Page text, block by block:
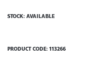
STOCK: AVAILABLE
PRODUCT CODE: 113266